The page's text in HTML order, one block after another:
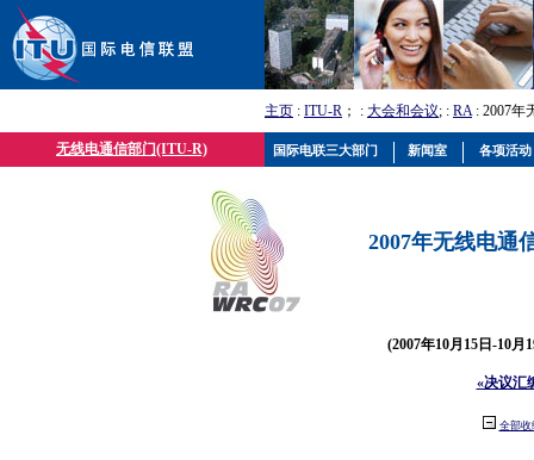
主页 : ITU-R ； : 大会和会议; : RA: 2007年
无线电通信部门(ITU-R)
2007年无线电通
(2007年10月15日-10月
«决议汇
全部收
国际电联三大部门 新闻室 各项活动